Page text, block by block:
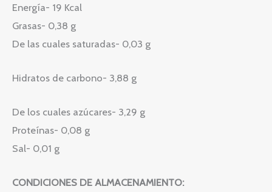
Energía- 19 Kcal
Grasas- 0,38 g
De las cuales saturadas- 0,03 g
Hidratos de carbono- 3,88 g
De los cuales azúcares- 3,29 g
Proteínas- 0,08 g
Sal- 0,01 g
CONDICIONES DE ALMACENAMIENTO: